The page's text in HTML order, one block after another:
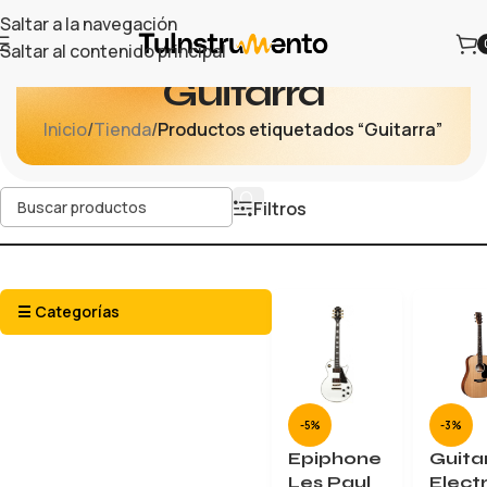
Saltar a la navegación
Saltar al contenido principal
Guitarra
Inicio/Tienda/Productos etiquetados “Guitarra”
Filtros
☰ Categorías
-5%
Epiphone
Les Paul
-3%